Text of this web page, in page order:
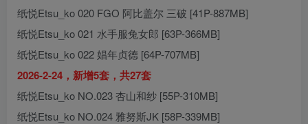
纸悦Etsu_ko 020 FGO 阿比盖尔 三破 [41P-887MB]
纸悦Etsu_ko 021 水手服兔女郎 [63P-366MB]
纸悦Etsu_ko 022 娼年贞德 [64P-707MB]
2026-2-24，新增5套，共27套
纸悦Etsu_ko NO.023 杏山和纱 [55P-310MB]
纸悦Etsu_ko NO.024 雅努斯JK [58P-339MB]